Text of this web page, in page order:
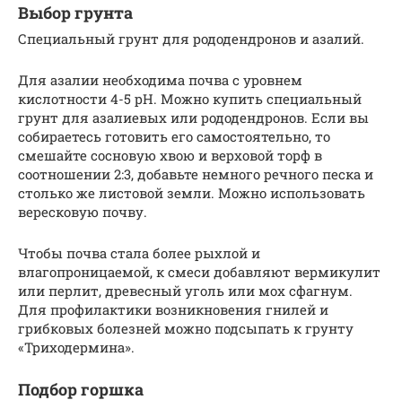
Выбор грунта
Специальный грунт для рододендронов и азалий.
Для азалии необходима почва с уровнем
кислотности 4-5 pH. Можно купить специальный
грунт для азалиевых или рододендронов. Если вы
собираетесь готовить его самостоятельно, то
смешайте сосновую хвою и верховой торф в
соотношении 2:3, добавьте немного речного песка и
столько же листовой земли. Можно использовать
вересковую почву.
Чтобы почва стала более рыхлой и
влагопроницаемой, к смеси добавляют вермикулит
или перлит, древесный уголь или мох сфагнум.
Для профилактики возникновения гнилей и
грибковых болезней можно подсыпать к грунту
«Триходермина».
Подбор горшка